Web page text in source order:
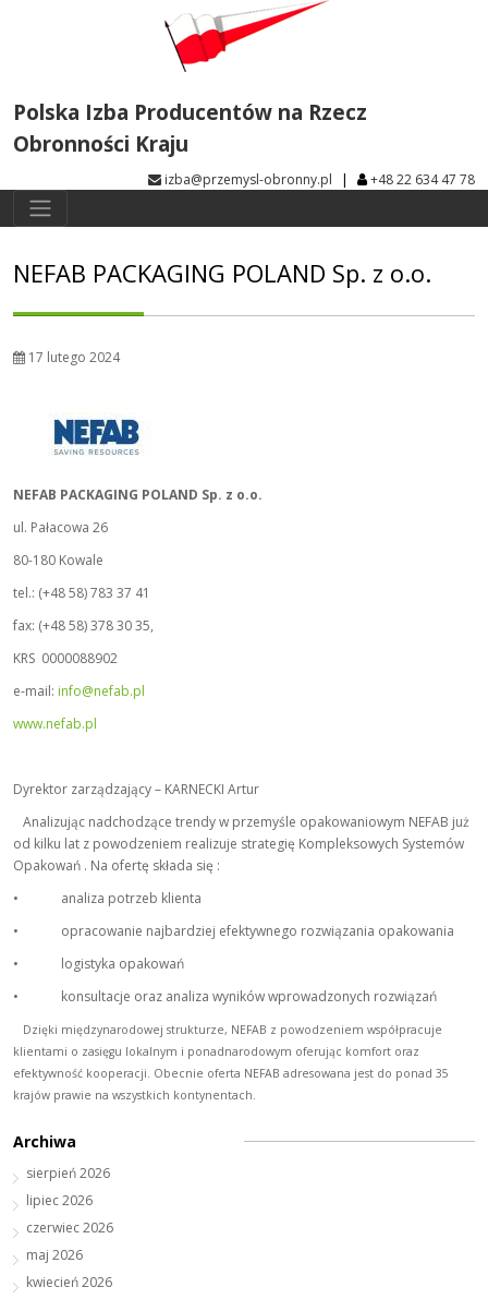
Polska Izba Producentów na Rzecz
Obronności Kraju
izba@przemysl-obronny.pl | +48 22 634 47 78
NEFAB PACKAGING POLAND Sp. z o.o.
17 lutego 2024
NEFAB PACKAGING POLAND Sp. z o.o.
ul. Pałacowa 26
80-180 Kowale
tel.: (+48 58) 783 37 41
fax: (+48 58) 378 30 35,
KRS 0000088902
e-mail: info@nefab.pl
www.nefab.pl
Dyrektor zarządzający – KARNECKI Artur
Analizując nadchodzące trendy w przemyśle opakowaniowym NEFAB już
od kilku lat z powodzeniem realizuje strategię Kompleksowych Systemów
Opakowań . Na ofertę składa się :
• analiza potrzeb klienta
• opracowanie najbardziej efektywnego rozwiązania opakowania
• logistyka opakowań
• konsultacje oraz analiza wyników wprowadzonych rozwiązań
   Dzięki międzynarodowej strukturze, NEFAB z powodzeniem współpracuje
klientami o zasięgu lokalnym i ponadnarodowym oferując komfort oraz
efektywność kooperacji. Obecnie oferta NEFAB adresowana jest do ponad 35
krajów prawie na wszystkich kontynentach.
Archiwa
sierpień 2026
lipiec 2026
czerwiec 2026
maj 2026
kwiecień 2026